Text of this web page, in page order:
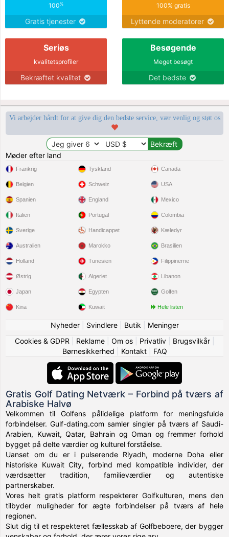
100%
Gratis tjenester
100% gratis
Lyttende moderatorer
Seriøs
kvalitetsprofiler
Bekræftet kvalitet
Besøgende
Meget besøgt
Det bedste
Vi arbejder hårdt for at give dig den bedste service, vær venlig og støt os
Møder efter land
Frankrig
Belgien
Spanien
Italien
Sverige
Tyskland
Schweiz
England
Portugal
Handicappet
Canada
USA
Mexico
Colombia
Kæledyr
Australien
Holland
Østrig
Japan
Kina
Marokko
Tunesien
Algeriet
Egypten
Kuwait
Brasilien
Filippinerne
Libanon
Golfen
Hele listen
Nyheder| Svindlere| Butik
Meninger
Cookies & GDPR
Reklame| Om os| Privatliv| Brugsvilkår|
Børnesikkerhed
Kontakt| FAQ
Gratis Golf Dating Netværk – Forbind på tværs af
Arabiske Halvø
Velkommen til Golfens pålidelige platform for meningsfulde
forbindelser. Gulf-dating.com samler singler på tværs af Saudi-
Arabien, Kuwait, Qatar, Bahrain og Oman og fremmer forhold
bygget på delte værdier og kulturel forståelse.
Uanset om du er i pulserende Riyadh, moderne Doha eller
historiske Kuwait City, forbind med kompatible individer, der
værdsætter tradition, familieværdier og autentiske
partnerskaber.
Vores helt gratis platform respekterer Golfkulturen, mens den
tilbyder muligheder for ægte forbindelser på tværs af hele
regionen.
Slut dig til et respekteret fællesskab af Golfbeboere, der bygger